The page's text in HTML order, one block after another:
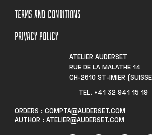
TERMS AND CONDITIONS
PRIVACY POLICY
ATELIER AUDERSET
RUE DE LA MALATHE 14
CH-2610 ST-IMIER (SUISSE)
TEL. +41 32 941 15 19​
ORDERS : COMPTA@AUDERSET.COM
AUTHOR : ATELIER@AUDERSET.COM